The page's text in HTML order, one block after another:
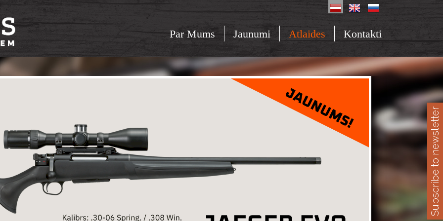
Par Mums Jaunumi Atlaides Kontakti
Subscribe to newsletter